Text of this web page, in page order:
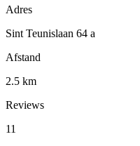
Adres
Sint Teunislaan 64 a
Afstand
2.5 km
Reviews
11